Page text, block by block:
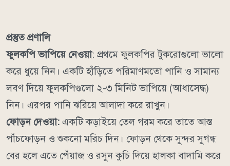
প্রস্তুত প্রণালি
ফুলকপি ভাপিয়ে নেওয়া: প্রথমে ফুলকপির টুকরোগুলো ভালো
করে ধুয়ে নিন। একটি হাঁড়িতে পরিমাণমতো পানি ও সামান্য
লবণ দিয়ে ফুলকপিগুলো ২-৩ মিনিট ভাপিয়ে (আধাসেদ্ধ)
নিন। এরপর পানি ঝরিয়ে আলাদা করে রাখুন।
ফোড়ন দেওয়া: একটি কড়াইয়ে তেল গরম করে তাতে আস্ত
পাঁচফোড়ন ও শুকনো মরিচ দিন। ফোড়ন থেকে সুন্দর সুগন্ধ
বের হলে এতে পেঁয়াজ ও রসুন কুচি দিয়ে হালকা বাদামি করে